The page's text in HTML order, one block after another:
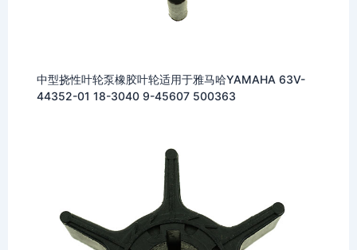
中型挠性叶轮泵橡胶叶轮适用于雅马哈YAMAHA 63V-
44352-01 18-3040 9-45607 500363